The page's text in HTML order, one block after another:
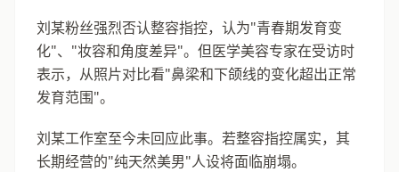
刘某粉丝强烈否认整容指控，认为"青春期发育变
化"、"妆容和角度差异"。但医学美容专家在受访时
表示，从照片对比看"鼻梁和下颌线的变化超出正常
发育范围"。
刘某工作室至今未回应此事。若整容指控属实，其
长期经营的"纯天然美男"人设将面临崩塌。